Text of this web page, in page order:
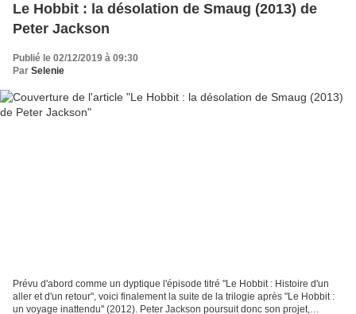
Le Hobbit : la désolation de Smaug (2013) de
Peter Jackson
Publié le 02/12/2019 à 09:30
Par Selenie
Prévu d'abord comme un dyptique l'épisode titré "Le Hobbit : Histoire d'un
aller et d'un retour", voici finalement la suite de la trilogie après "Le Hobbit :
un voyage inattendu" (2012). Peter Jackson poursuit donc son projet,